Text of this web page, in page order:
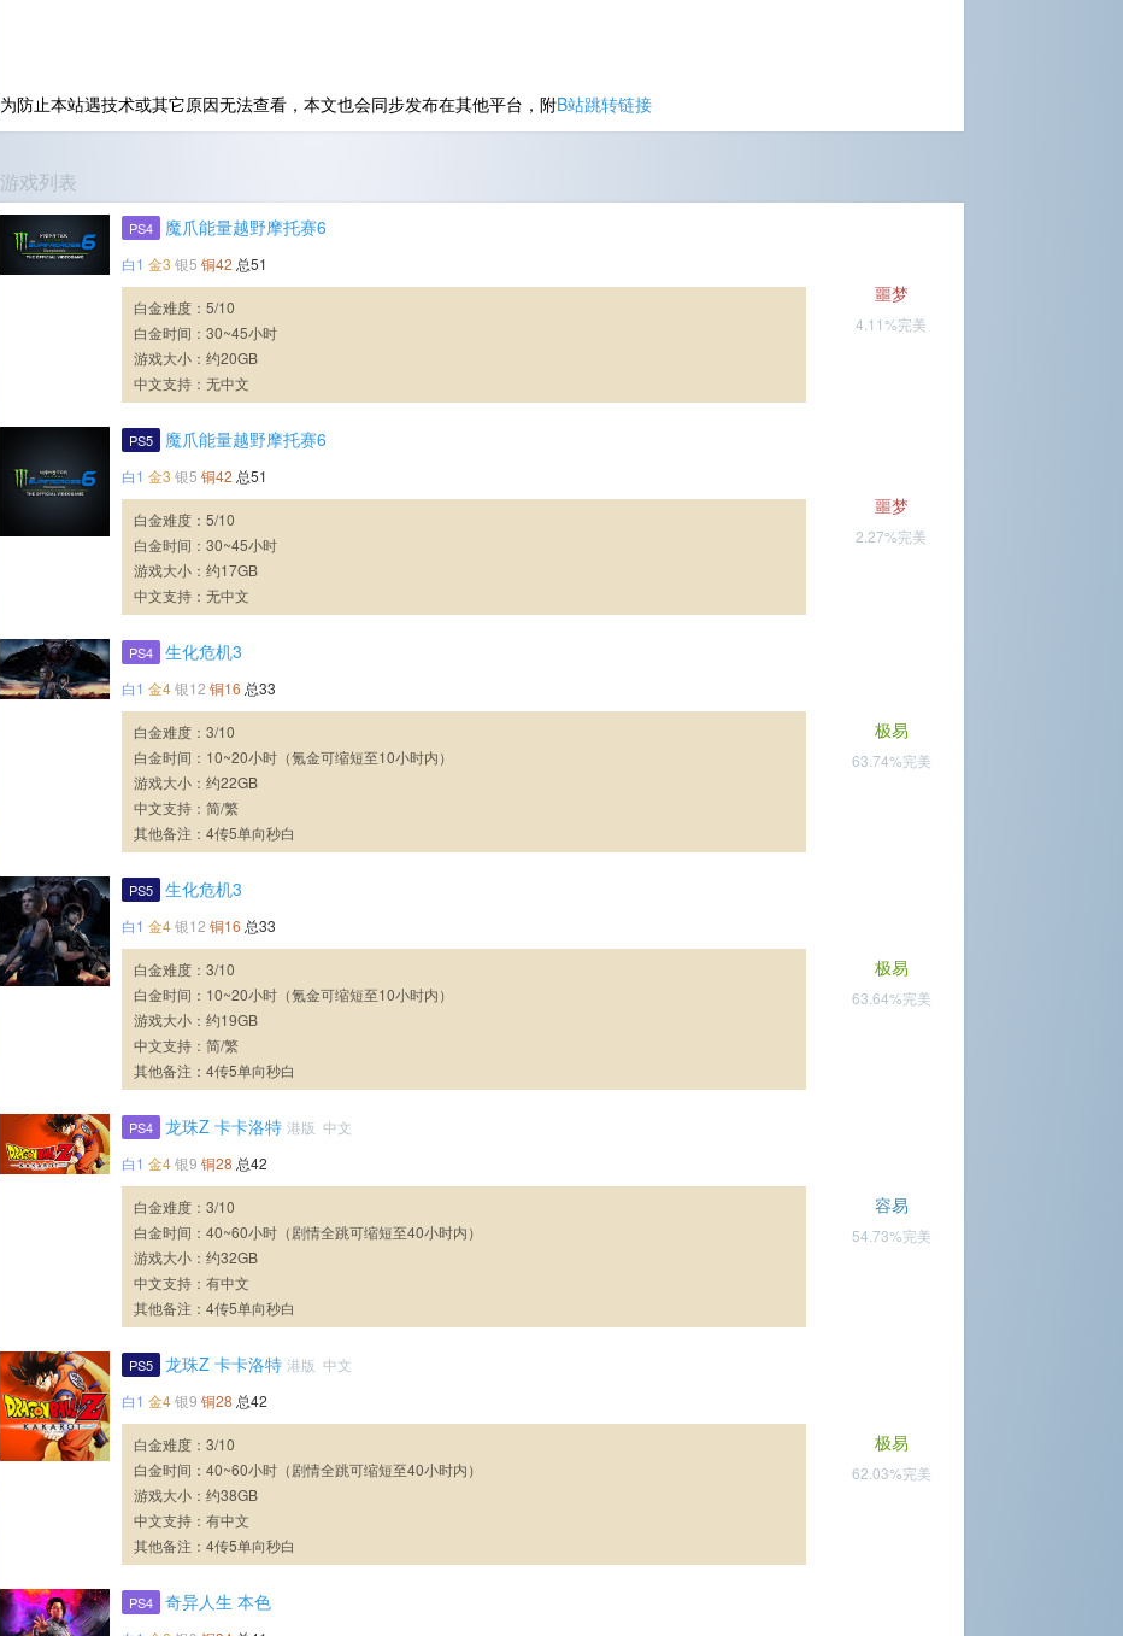
为防止本站遇技术或其它原因无法查看，本文也会同步发布在其他平台，附B站跳转链接
游戏列表
PS4 魔爪能量越野摩托赛6
白1 金3 银5 铜42 总51
白金难度：5/10
白金时间：30~45小时
游戏大小：约20GB
中文支持：无中文
噩梦
4.11%完美
PS5 魔爪能量越野摩托赛6
白1 金3 银5 铜42 总51
白金难度：5/10
白金时间：30~45小时
游戏大小：约17GB
中文支持：无中文
噩梦
2.27%完美
PS4 生化危机3
白1 金4银12 铜16 总33
白金难度：3/10
白金时间：10~20小时（氪金可缩短至10小时内）
游戏大小：约22GB
中文支持：简/繁
其他备注：4传5单向秒白
极易
63.74%完美
PS5 生化危机3
白1 金4银12 铜16 总33
白金难度：3/10
白金时间：10~20小时（氪金可缩短至10小时内）
游戏大小：约19GB
中文支持：简/繁
其他备注：4传5单向秒白
极易
63.64%完美
PS4 龙珠Z 卡卡洛特 港版 中文
白1 金4银9 铜28 总42
白金难度：3/10
白金时间：40~60小时（剧情全跳可缩短至40小时内）
游戏大小：约32GB
中文支持：有中文
其他备注：4传5单向秒白
容易
54.73%完美
PS5 龙珠Z 卡卡洛特 港版 中文
白1 金4银9 铜28 总42
白金难度：3/10
白金时间：40~60小时（剧情全跳可缩短至40小时内）
游戏大小：约38GB
中文支持：有中文
其他备注：4传5单向秒白
极易
62.03%完美
PS4 奇异人生 本色